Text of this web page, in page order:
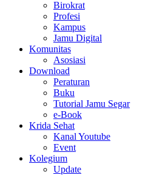
Birokrat
Profesi
Kampus
Jamu Digital
Komunitas
Asosiasi
Download
Peraturan
Buku
Tutorial Jamu Segar
e-Book
Krida Sehat
Kanal Youtube
Event
Kolegium
Update